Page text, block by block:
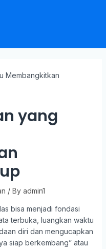
yang
/ By admin1
bisa menjadi fondasi
terbuka, luangkan waktu
diri dan mengucapkan
siap berkembang” atau